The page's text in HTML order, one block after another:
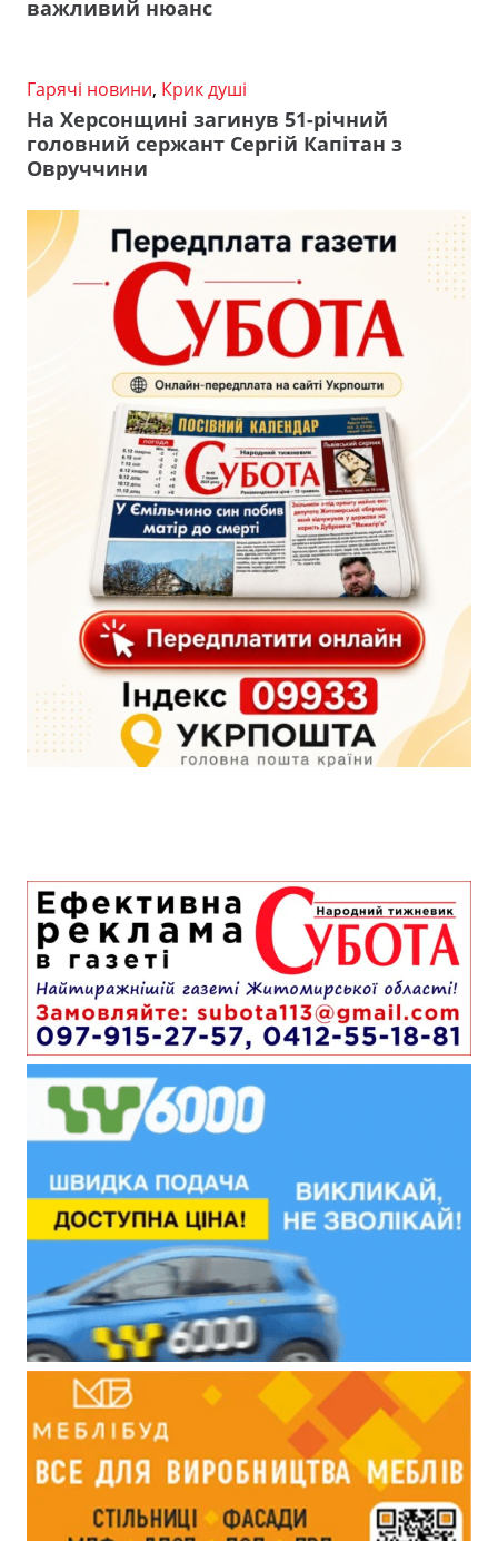
важливий нюанс
Гарячі новини, Крик душі
На Херсонщині загинув 51-річний
головний сержант Сергій Капітан з
Овруччини